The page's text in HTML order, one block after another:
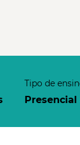
Tipo de